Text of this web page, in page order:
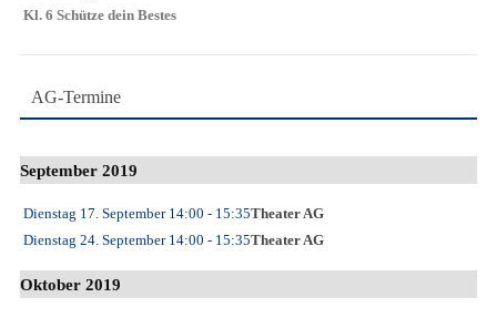
Kl. 6 Schütze dein Bestes
AG-Termine
September 2019
Dienstag 17. September14:00 - 15:35Theater AG
Dienstag 24. September14:00 - 15:35Theater AG
Oktober 2019